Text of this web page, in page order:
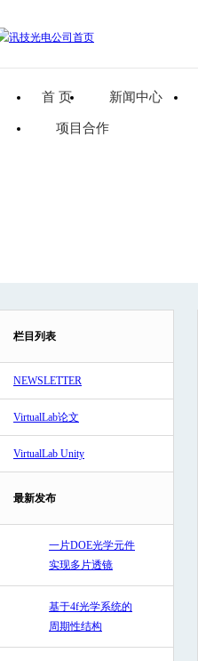
首 页 新闻中心
项目合作
栏目列表
NEWSLETTER
VirtualLab论文
VirtualLab Unity
最新发布
一片DOE光学元件
实现多片透镜
基于4f光学系统的
周期性结构